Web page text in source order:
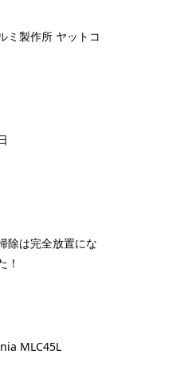
ミ製作所 ヤットコ
除は完全放置にな
！
MLC45L